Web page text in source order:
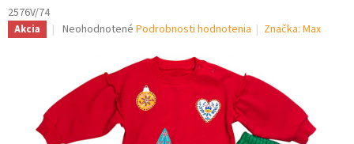
2576V/74
Akcia
Priemerné
0,0
z
hviezdičiek.
Neohodnotené Podrobnosti hodnotenia Značka:Max